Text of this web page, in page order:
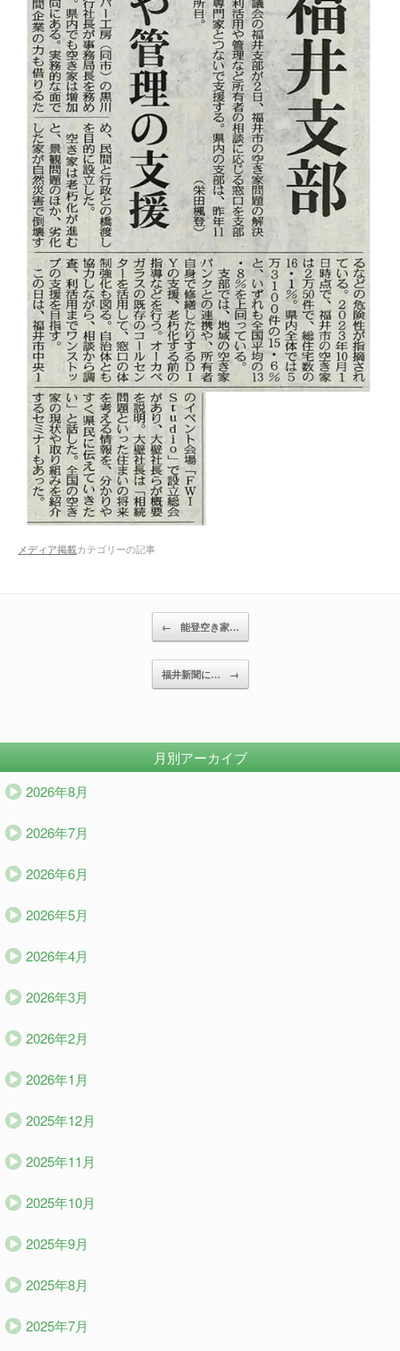
メディア掲載カテゴリーの記事
← 能登空き家…
福井新聞に… →
月別アーカイブ
2026年8月
2026年7月
2026年6月
2026年5月
2026年4月
2026年3月
2026年2月
2026年1月
2025年12月
2025年11月
2025年10月
2025年9月
2025年8月
2025年7月